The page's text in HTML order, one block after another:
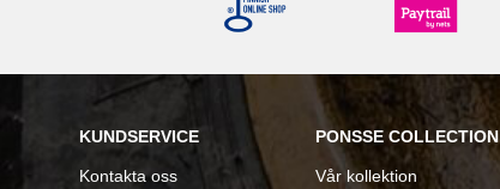
KUNDSERVICE
Kontakta oss
PONSSE COLLECTION
Vår kollektion